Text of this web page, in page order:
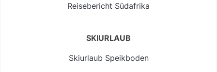
Reisebericht Südafrika
SKIURLAUB
Skiurlaub Speikboden